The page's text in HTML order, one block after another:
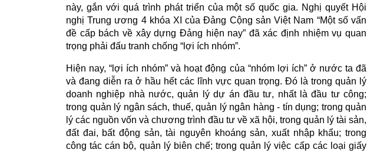
này, gắn với quá trình phát triển của một số quốc gia. Nghị quyết Hội
nghị Trung ương 4 khóa XI của Đảng Cộng sản Việt Nam “Một số vấn
đề cấp bách về xây dựng Đảng hiện nay” đã xác định nhiệm vụ quan
trọng phải đấu tranh chống “lợi ích nhóm”.
Hiện nay, “lợi ích nhóm” và hoạt động của “nhóm lợi ích” ở nước ta đã
và đang diễn ra ở hầu hết các lĩnh vực quan trọng. Đó là trong quản lý
doanh nghiệp nhà nước, quản lý dự án đầu tư, nhất là đầu tư công;
trong quản lý ngân sách, thuế, quản lý ngân hàng - tín dụng; trong quản
lý các nguồn vốn và chương trình đầu tư về xã hội, trong quản lý tài sản,
đất đai, bất động sản, tài nguyên khoáng sản, xuất nhập khẩu; trong
công tác cán bộ, quản lý biên chế; trong quản lý việc cấp các loại giấy